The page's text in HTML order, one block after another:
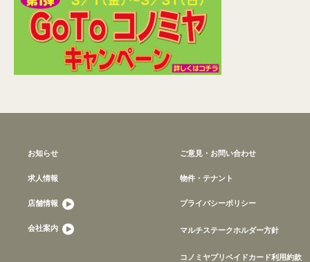
お知らせ
求人情報
店舗情報
会社案内
ご意見・お問い合わせ
物件・テナント
プライバシーポリシー
マルチステークホルダー方針
コノミヤプリペイドカード利用約款